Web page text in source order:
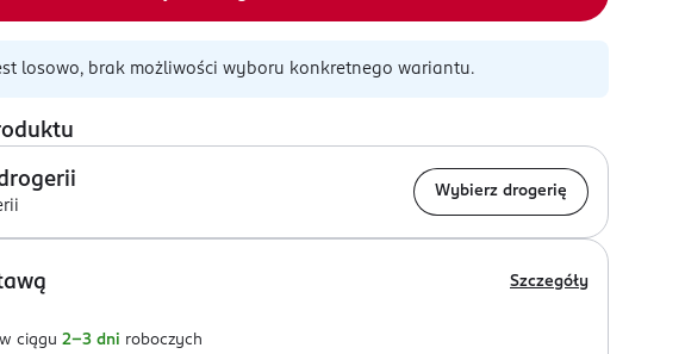
losowo, brak możliwości wyboru konkretnego wariantu.
Wybierz drogerię
Szczegóły
ciągu 2-3 dni roboczych